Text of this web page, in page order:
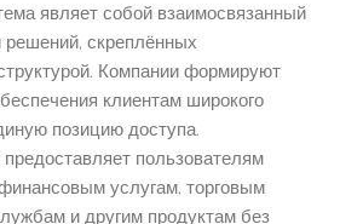
являет собой взаимосвязанный
скреплённых
Компании формируют
клиентам широкого
позицию доступа.
пользователям
услугам, торговым
и другим продуктам без